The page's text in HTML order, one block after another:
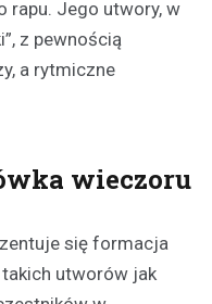
rapu. Jego utwory, w
z pewnością
a rytmiczne
wieczoru
się formacja
takich utworów jak